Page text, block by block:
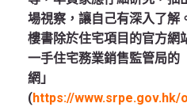
場視察，讓自己有深入了解
樓書除於住宅項目的官方網
一手住宅務業銷售監管局的
網」
(https://